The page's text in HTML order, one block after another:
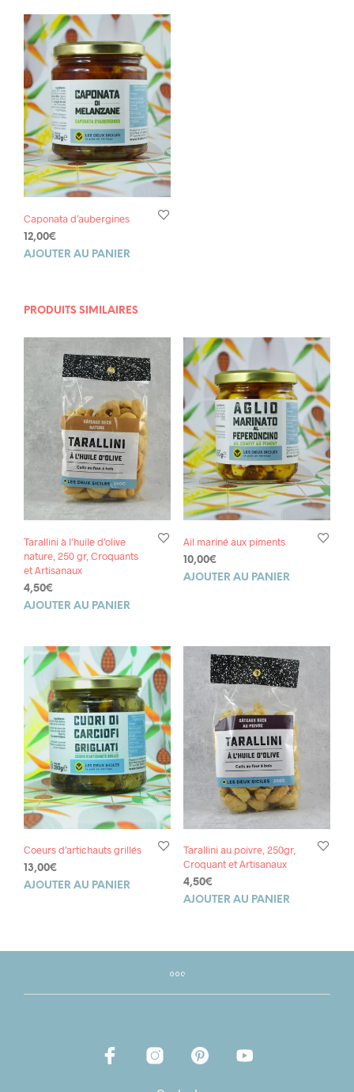
Caponata d’aubergines
12,00€
AJOUTER AU PANIER
PRODUITS SIMILAIRES
Tarallini à l’huile d’olive
nature, 250 gr, Croquants
et Artisanaux
4,50€
AJOUTER AU PANIER
Ail mariné aux piments
10,00€
AJOUTER AU PANIER
Coeurs d’artichauts grillés
13,00€
AJOUTER AU PANIER
Tarallini au poivre, 250gr,
Croquant et Artisanaux
4,50€
AJOUTER AU PANIER